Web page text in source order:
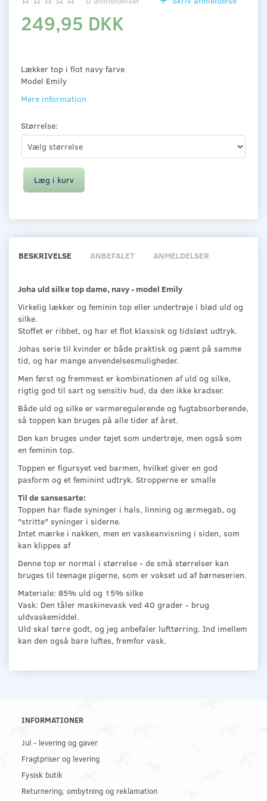
249,95 DKK
Lækker top i flot navy farve
Model Emily
Mere information
Størrelse:
Læg i kurv
BESKRIVELSE ANBEFALET ANMELDELSER
Joha uld silke top dame, navy - model Emily
Virkelig lækker og feminin top eller undertrøje i blød uld og
silke.
Stoffet er ribbet, og har et flot klassisk og tidsløst udtryk.
Johas serie til kvinder er både praktisk og pænt på samme
tid, og har mange anvendelsesmuligheder.
Men først og fremmest er kombinationen af uld og silke,
rigtig god til sart og sensitiv hud, da den ikke kradser.
Både uld og silke er varmeregulerende og fugtabsorberende,
så toppen kan bruges på alle tider af året.
Den kan bruges under tøjet som undertrøje, men også som
en feminin top.
Toppen er figursyet ved barmen, hvilket giver en god
pasform og et feminint udtryk. Stropperne er smalle
Til de sansesarte:
Toppen har flade syninger i hals, linning og ærmegab, og
"stritte" syninger i siderne.
Intet mærke i nakken, men en vaskeanvisning i siden, som
kan klippes af
Denne top er normal i størrelse - de små størrelser kan
bruges til teenage pigerne, som er vokset ud af børneserien.
Materiale: 85% uld og 15% silke
Vask: Den tåler maskinevask ved 40 grader - brug
uldvaskemiddel.
Uld skal tørre godt, og jeg anbefaler lufttørring. Ind imellem
kan den også bare luftes, fremfor vask.
INFORMATIONER
Jul - levering og gaver
Fragtpriser og levering
Fysisk butik
Returnering, ombytning og reklamation